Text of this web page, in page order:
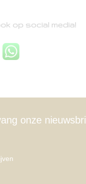
op social media!
onze